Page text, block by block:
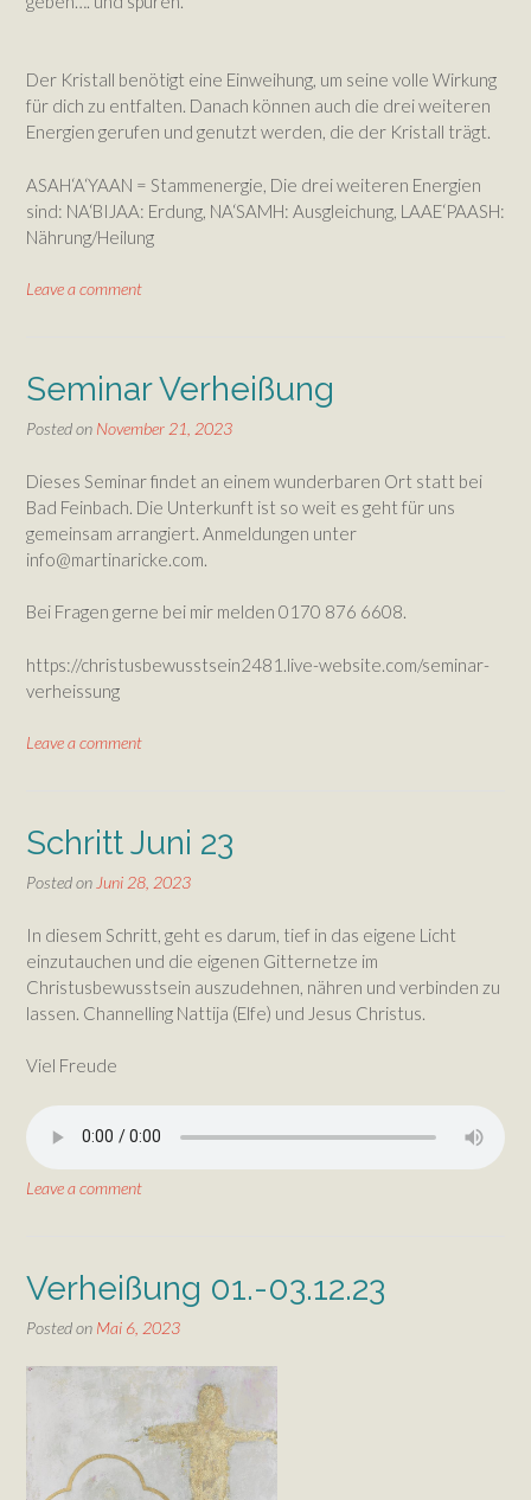
Der Kristall benötigt eine Einweihung, um seine volle Wirkung
für dich zu entfalten. Danach können auch die drei weiteren
Energien gerufen und genutzt werden, die der Kristall trägt.
ASAH‘A‘YAAN = Stammenergie, Die drei weiteren Energien
sind: NA‘BIJAA: Erdung, NA‘SAMH: Ausgleichung, LAAE‘PAASH:
Nährung/Heilung
Leave a comment
Seminar Verheißung
Posted on November 21, 2023
Dieses Seminar findet an einem wunderbaren Ort statt bei
Bad Feinbach. Die Unterkunft ist so weit es geht für uns
gemeinsam arrangiert. Anmeldungen unter
info@martinaricke.com.
Bei Fragen gerne bei mir melden 0170 876 6608.
https://christusbewusstsein2481.live-website.com/seminar-
verheissung
Leave a comment
Schritt Juni 23
Posted on Juni 28, 2023
In diesem Schritt, geht es darum, tief in das eigene Licht
einzutauchen und die eigenen Gitternetze im
Christusbewusstsein auszudehnen, nähren und verbinden zu
lassen. Channelling Nattija (Elfe) und Jesus Christus.
Viel Freude
Leave a comment
Verheißung 01.-03.12.23
Posted on Mai 6, 2023